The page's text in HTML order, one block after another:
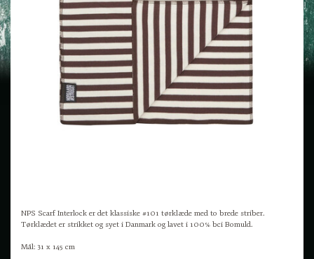
NPS Scarf Interlock er det klassiske #101 tørklæde med to brede striber.
Tørklædet er strikket og syet i Danmark og lavet i 100% bci Bomuld.
Mål: 31 x 145 cm